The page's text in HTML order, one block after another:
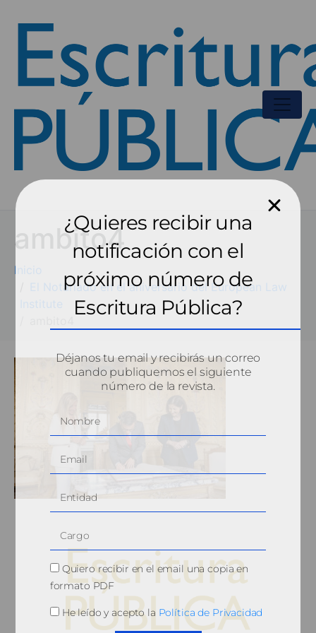
ambito4
Inicio
El Notariado en el aniversario del European Law
Institute
¿Quieres recibir una
notificación con el
próximo número de
Escritura Pública?
Déjanos tu email y recibirás un correo
cuando publiquemos el siguiente
número de la revista.
Quiero recibir en el email una copia en
formato PDF
He leído y acepto la Política de Privacidad